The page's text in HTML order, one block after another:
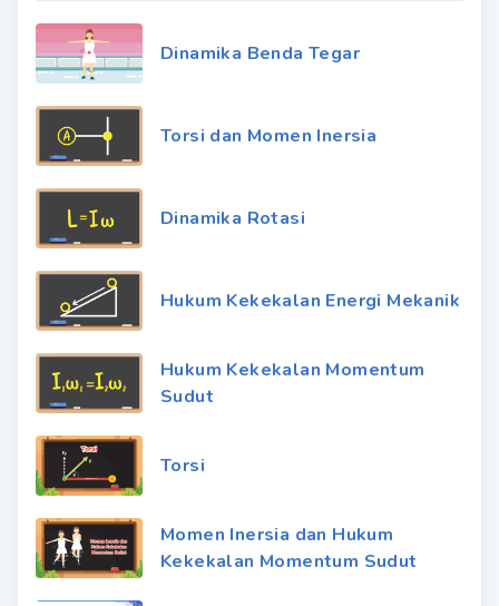
Dinamika Benda Tegar
Torsi dan Momen Inersia
Dinamika Rotasi
Hukum Kekekalan Energi Mekanik
Hukum Kekekalan Momentum
Sudut
Torsi
Momen Inersia dan Hukum
Kekekalan Momentum Sudut